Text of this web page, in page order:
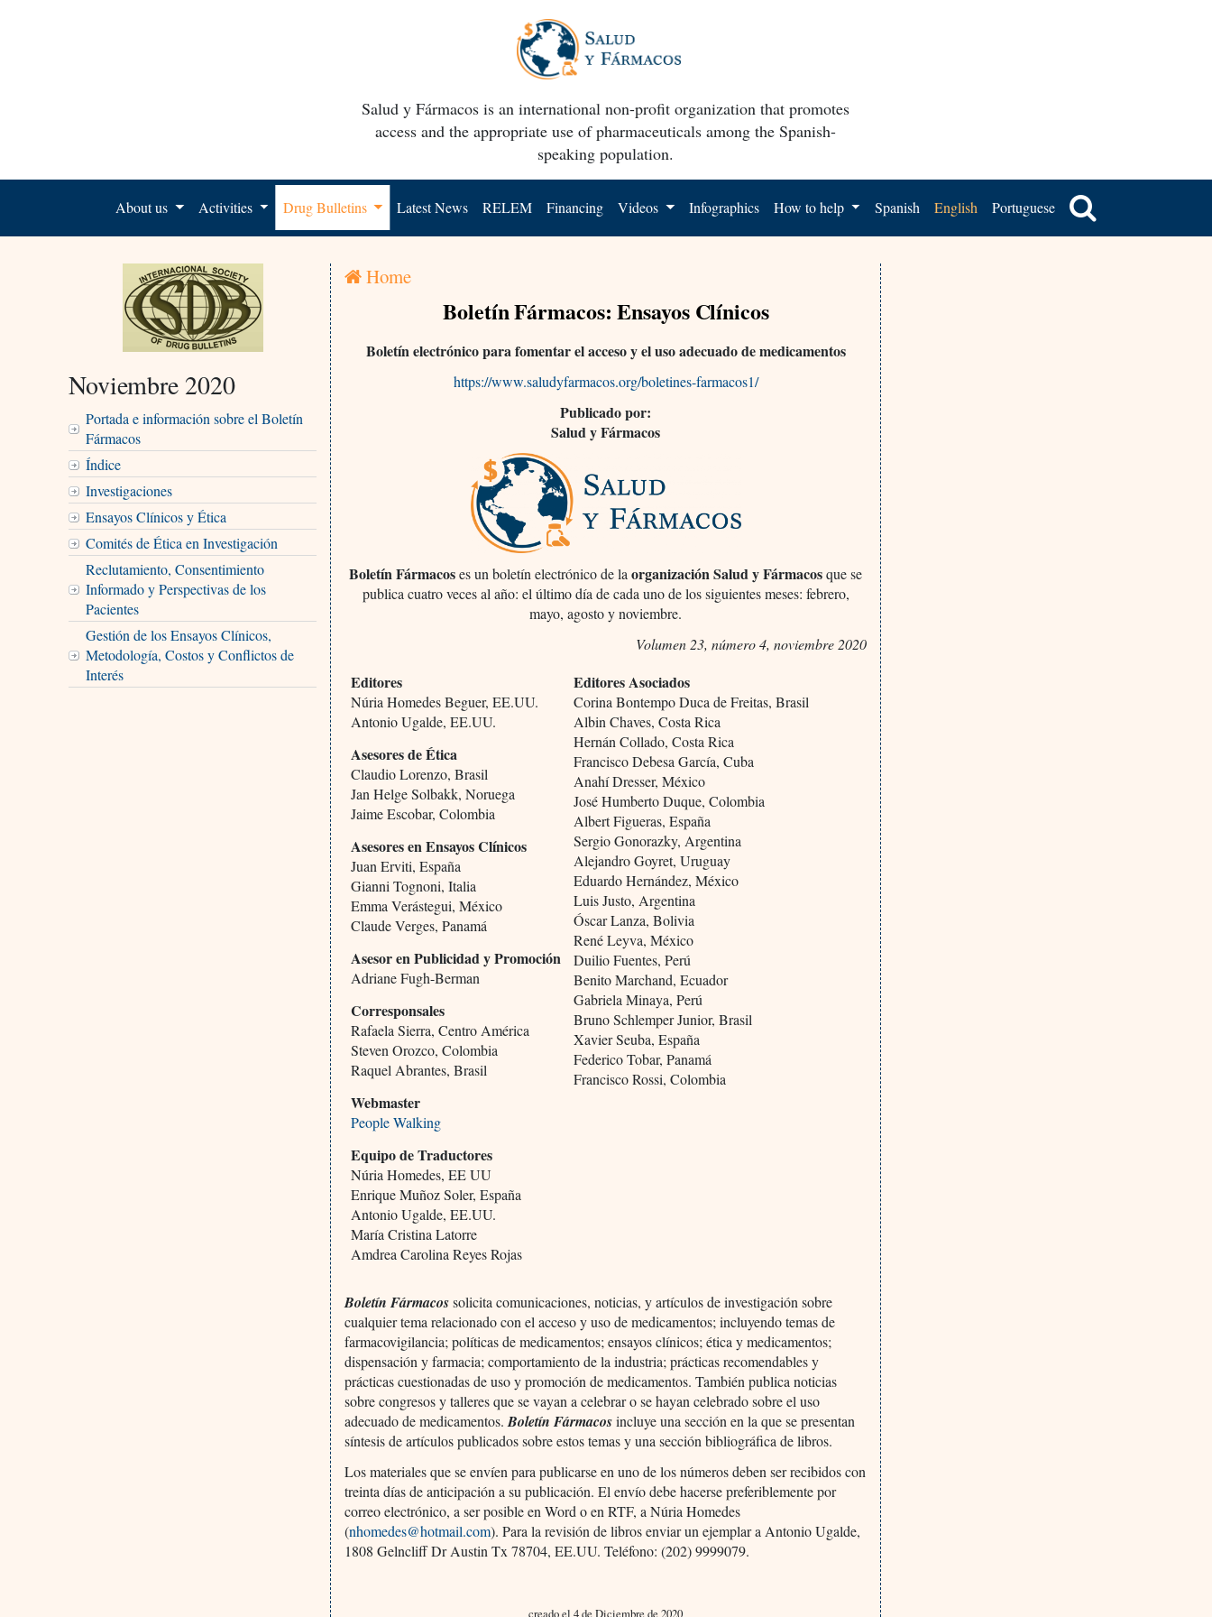
Salud y Fármacos is an international non-profit organization that promotes
access and the appropriate use of pharmaceuticals among the Spanish-
speaking population.
About us Activities Drug Bulletins Latest News RELEM Financing Videos Infographics How to help Spanish English Portuguese
Noviembre 2020
Portada e información sobre el Boletín
Fármacos
Índice
Investigaciones
Ensayos Clínicos y Ética
Comités de Ética en Investigación
Reclutamiento, Consentimiento
Informado y Perspectivas de los
Pacientes
Gestión de los Ensayos Clínicos,
Metodología, Costos y Conflictos de
Interés
Home
Boletín Fármacos: Ensayos Clínicos
Boletín electrónico para fomentar el acceso y el uso adecuado de medicamentos
https://www.saludyfarmacos.org/boletines-farmacos1/
Publicado por:
Salud y Fármacos
Boletín Fármacoses un boletín electrónico de laorganización Salud y Fármacosque se
publica cuatro veces al año: el último día de cada uno de los siguientes meses: febrero,
mayo, agosto y noviembre.
Volumen 23, número 4, noviembre 2020
Editores
Núria Homedes Beguer, EE.UU.
Antonio Ugalde, EE.UU.
Asesores de Ética
Claudio Lorenzo, Brasil
Jan Helge Solbakk, Noruega
Jaime Escobar, Colombia
Asesores en Ensayos Clínicos
Juan Erviti, España
Gianni Tognoni, Italia
Emma Verástegui, México
Claude Verges, Panamá
Asesor en Publicidad y Promoción
Adriane Fugh-Berman
Corresponsales
Rafaela Sierra, Centro América
Steven Orozco, Colombia
Raquel Abrantes, Brasil
Webmaster
People Walking
Equipo de Traductores
Núria Homedes, EE UU
Enrique Muñoz Soler, España
Antonio Ugalde, EE.UU.
María Cristina Latorre
Amdrea Carolina Reyes Rojas
Editores Asociados
Corina Bontempo Duca de Freitas, Brasil
Albin Chaves, Costa Rica
Hernán Collado, Costa Rica
Francisco Debesa García, Cuba
Anahí Dresser, México
José Humberto Duque, Colombia
Albert Figueras, España
Sergio Gonorazky, Argentina
Alejandro Goyret, Uruguay
Eduardo Hernández, México
Luis Justo, Argentina
Óscar Lanza, Bolivia
René Leyva, México
Duilio Fuentes, Perú
Benito Marchand, Ecuador
Gabriela Minaya, Perú
Bruno Schlemper Junior, Brasil
Xavier Seuba, España
Federico Tobar, Panamá
Francisco Rossi, Colombia
Boletín Fármacossolicita comunicaciones, noticias, y artículos de investigación sobre
cualquier tema relacionado con el acceso y uso de medicamentos; incluyendo temas de
farmacovigilancia; políticas de medicamentos; ensayos clínicos; ética y medicamentos;
dispensación y farmacia; comportamiento de la industria; prácticas recomendables y
prácticas cuestionadas de uso y promoción de medicamentos. También publica noticias
sobre congresos y talleres que se vayan a celebrar o se hayan celebrado sobre el uso
adecuado de medicamentos.Boletín Fármacosincluye una sección en la que se presentan
síntesis de artículos publicados sobre estos temas y una sección bibliográfica de libros.
Los materiales que se envíen para publicarse en uno de los números deben ser recibidos con
treinta días de anticipación a su publicación. El envío debe hacerse preferiblemente por
correo electrónico, a ser posible en Word o en RTF, a Núria Homedes
(nhomedes@hotmail.com). Para la revisión de libros enviar un ejemplar a Antonio Ugalde,
1808 Gelncliff Dr Austin Tx 78704, EE.UU. Teléfono: (202) 9999079.
creado el 4 de Diciembre de 2020